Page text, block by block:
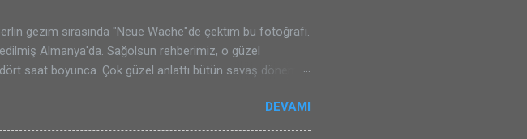
gezim sırasında "Neue Wache"de çektim bu fotoğrafı.
edilmiş Almanya'da. Sağolsun rehberimiz, o güzel
saat boyunca. Çok güzel anlattı bütün savaş dönemini
DEVAMI